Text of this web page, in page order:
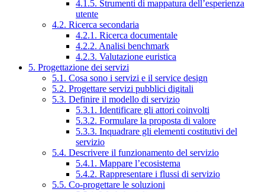
4.1.5. Strumenti di mappatura dell’esperienza
utente
4.2. Ricerca secondaria
4.2.1. Ricerca documentale
4.2.2. Analisi benchmark
4.2.3. Valutazione euristica
5. Progettazione dei servizi
5.1. Cosa sono i servizi e il service design
5.2. Progettare servizi pubblici digitali
5.3. Definire il modello di servizio
5.3.1. Identificare gli attori coinvolti
5.3.2. Formulare la proposta di valore
5.3.3. Inquadrare gli elementi costitutivi del
servizio
5.4. Descrivere il funzionamento del servizio
5.4.1. Mappare l’ecosistema
5.4.2. Rappresentare i flussi di servizio
5.5. Co-progettare le soluzioni